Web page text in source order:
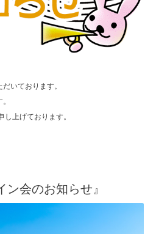
いております。
し上げております。
ン会のお知らせ』